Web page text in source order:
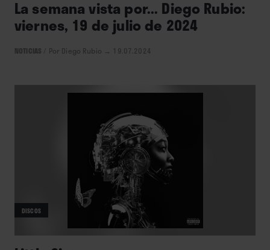
La semana vista por... Diego Rubio:
viernes, 19 de julio de 2024
NOTICIAS Por Diego Rubio → 19.07.2024
DISCOS